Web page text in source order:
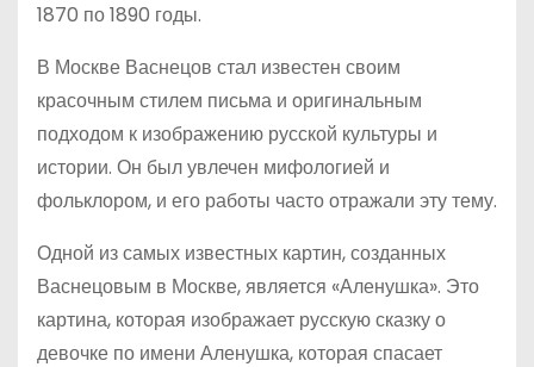
1870 по 1890 годы.
В Москве Васнецов стал известен своим
красочным стилем письма и оригинальным
подходом к изображению русской культуры и
истории. Он был увлечен мифологией и
фольклором, и его работы часто отражали эту тему.
Одной из самых известных картин, созданных
Васнецовым в Москве, является «Аленушка». Это
картина, которая изображает русскую сказку о
девочке по имени Аленушка, которая спасает